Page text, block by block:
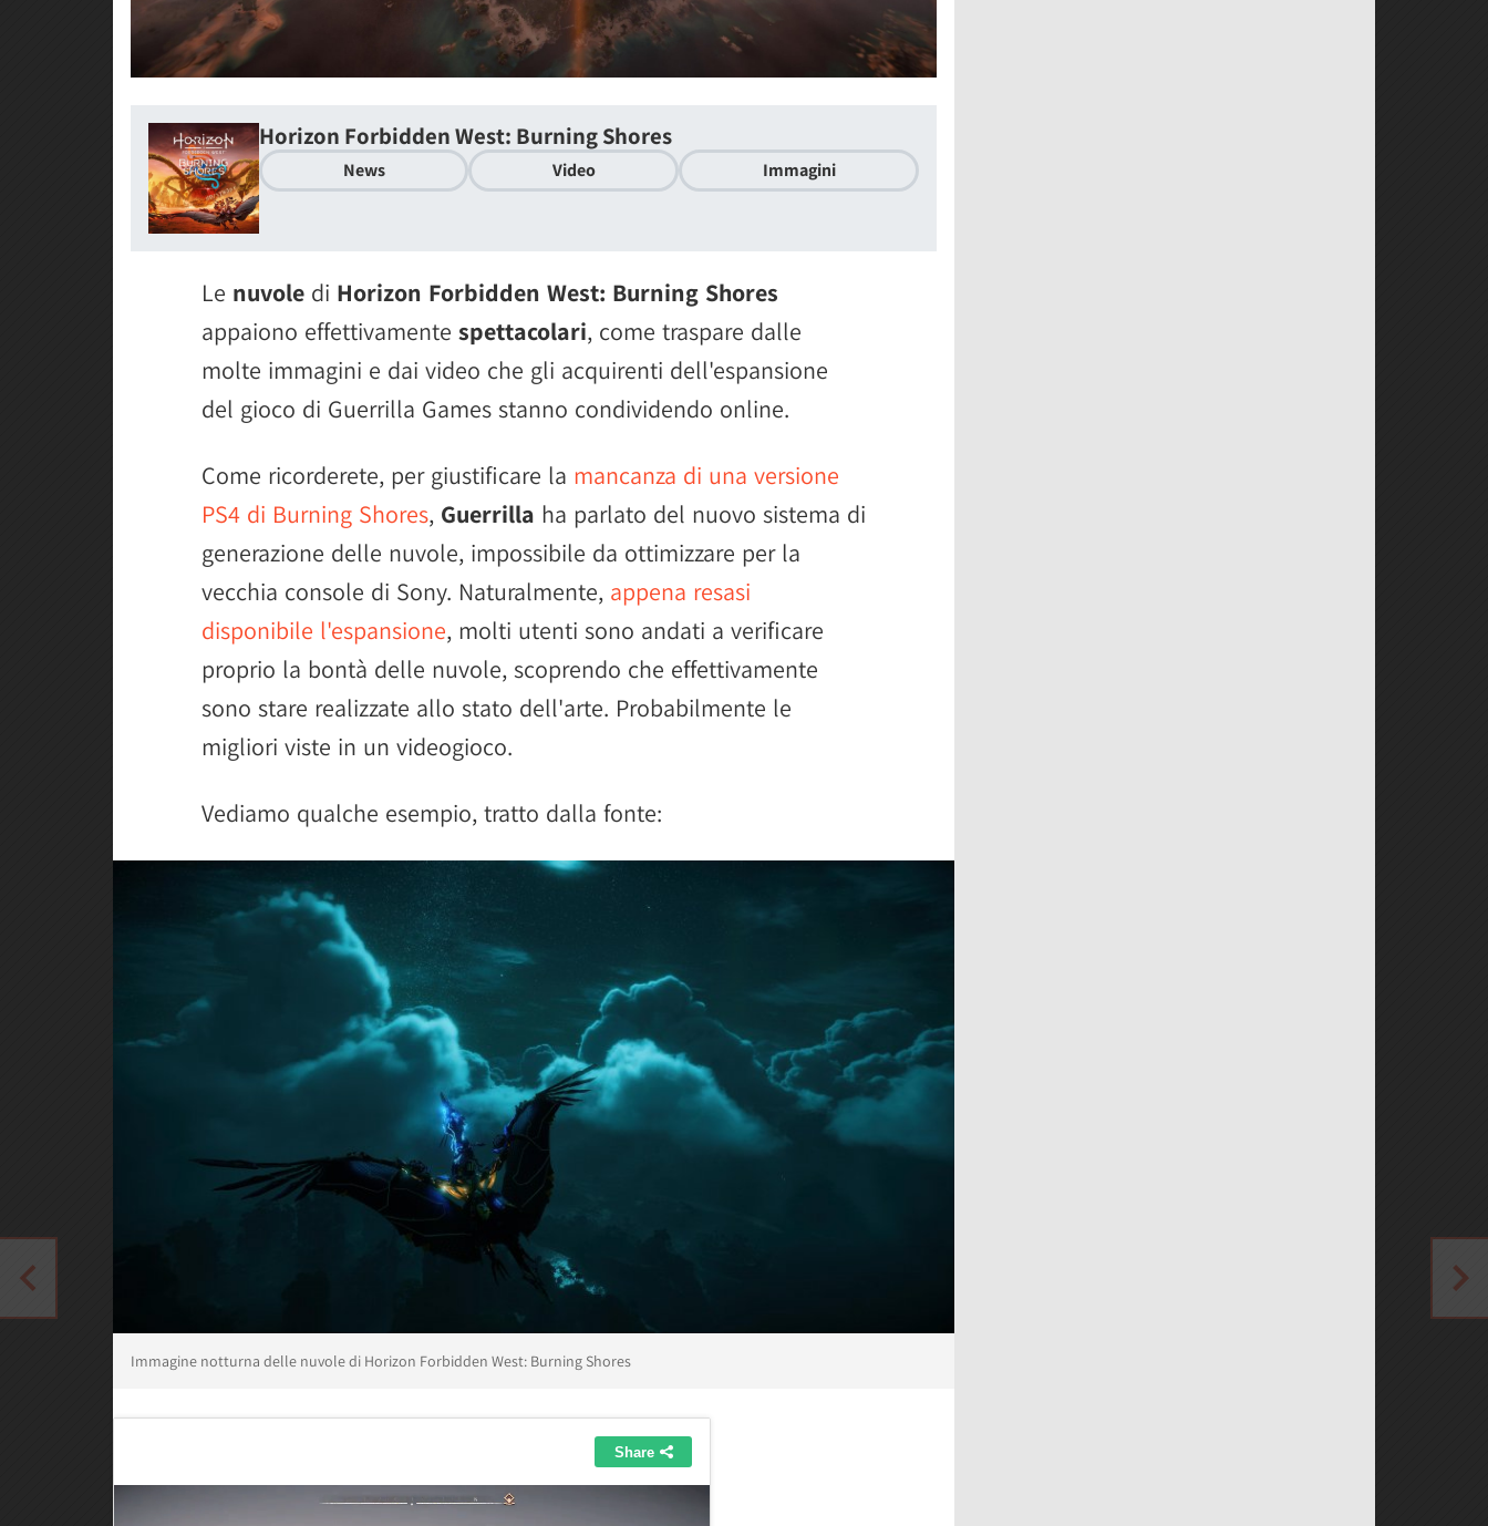
Horizon Forbidden West: Burning Shores
News Video Immagini
Le nuvole di Horizon Forbidden West: Burning Shores
appaiono effettivamente spettacolari, come traspare dalle
molte immagini e dai video che gli acquirenti dell'espansione
del gioco di Guerrilla Games stanno condividendo online.
Come ricorderete, per giustificare la mancanza di una versione
PS4 di Burning Shores, Guerrilla ha parlato del nuovo sistema di
generazione delle nuvole, impossibile da ottimizzare per la
vecchia console di Sony. Naturalmente, appena resasi
disponibile l'espansione, molti utenti sono andati a verificare
proprio la bontà delle nuvole, scoprendo che effettivamente
sono stare realizzate allo stato dell'arte. Probabilmente le
migliori viste in un videogioco.
Vediamo qualche esempio, tratto dalla fonte:
Immagine notturna delle nuvole di Horizon Forbidden West: Burning Shores